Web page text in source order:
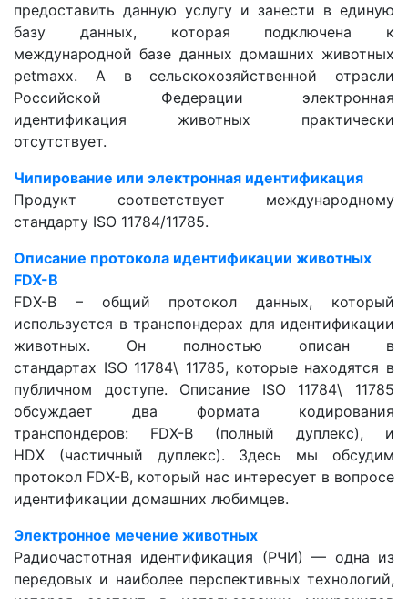
предоставить данную услугу и занести в единую
базу данных, которая подключена к
международной базе данных домашних животных
petmaxx. А в сельскохозяйственной отрасли
Российской Федерации электронная
идентификация животных практически
отсутствует.
Чипирование или электронная идентификация
Продукт соответствует международному
стандарту ISO 11784/11785.
Описание протокола идентификации животных
FDX-B
FDX-B – общий протокол данных, который
используется в транспондерах для идентификации
животных. Он полностью описан в
стандартах ISO 11784\ 11785, которые находятся в
публичном доступе. Описание ISO 11784\ 11785
обсуждает два формата кодирования
транспондеров: FDX-B (полный дуплекс), и
HDX (частичный дуплекс). Здесь мы обсудим
протокол FDX-B, который нас интересует в вопросе
идентификации домашних любимцев.
Электронное мечение животных
Радиочастотная идентификация (РЧИ) — одна из
передовых и наиболее перспективных технологий,